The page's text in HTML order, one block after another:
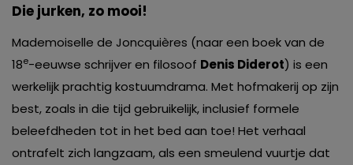
Die jurken, zo mooi!
Mademoiselle de Joncquières (naar een boek van de
18e-eeuwse schrijver en filosoof Denis Diderot) is een
werkelijk prachtig kostuumdrama. Met hofmakerij op zijn
best, zoals in die tijd gebruikelijk, inclusief formele
beleefdheden tot in het bed aan toe! Het verhaal
ontrafelt zich langzaam, als een smeulend vuurtje dat